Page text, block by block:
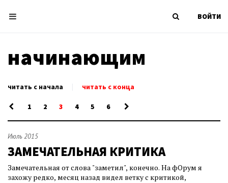
ВОЙТИ
начинающим
читать с начала читать с конца
1 2 3 4 5 6
Июль 2015
ЗАМЕЧАТЕЛЬНАЯ КРИТИКА
Замечательная от слова "заметил", конечно. На фОрум я
захожу редко, месяц назад видел ветку с критикой,